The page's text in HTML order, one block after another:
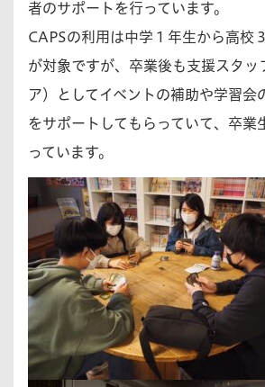
者のサポートを行っています。
CAPSの利用は中学１年生から高校
が対象ですが、卒業後も支援スタッ
ア）としてイベントの補助や学習会
をサポートしてもらっていて、卒業
っています。